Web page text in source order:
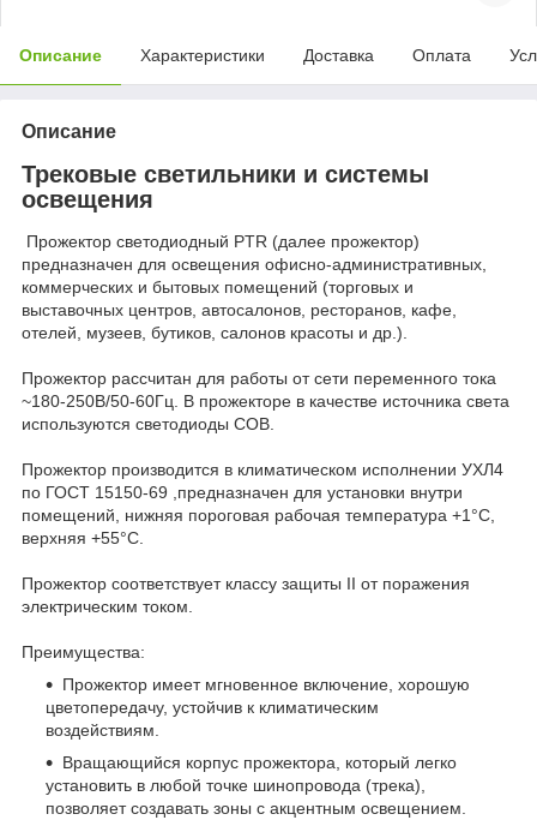
Описание Характеристики Доставка Оплата
Описание
Трековые светильники и системы
освещения
Прожектор светодиодный PTR (далее прожектор)
предназначен для освещения офисно-административных,
коммерческих и бытовых помещений (торговых и
выставочных центров, автосалонов, ресторанов, кафе,
отелей, музеев, бутиков, салонов красоты и др.).
Прожектор рассчитан для работы от сети переменного тока
~180-250В/50-60Гц. В прожекторе в качестве источника света
используются светодиоды COB.
Прожектор производится в климатическом исполнении УХЛ4
по ГОСТ 15150-69 ,предназначен для установки внутри
помещений, нижняя пороговая рабочая температура +1°C,
верхняя +55°C.
Прожектор соответствует классу защиты II от поражения
электрическим током.
Преимущества:
Прожектор имеет мгновенное включение, хорошую
цветопередачу, устойчив к климатическим
воздействиям.
Вращающийся корпус прожектора, который легко
установить в любой точке шинопровода (трека),
позволяет создавать зоны с акцентным освещением.